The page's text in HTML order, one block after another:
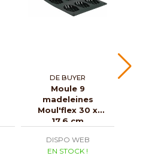
DE BUYER
Moule 9
madeleines
Moul'flex 30 x
17,6 cm
DISPO WEB
EN STOCK !